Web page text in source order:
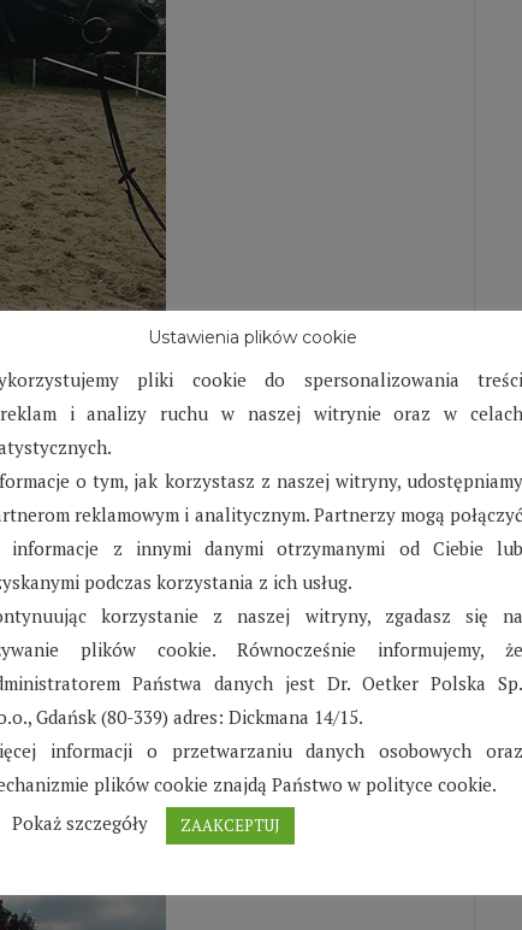
Siedlcach – Sierpień-
przygotowań do zbliżającego się roku
związanych z pandemią, które często
Ustawienia plików cookie
pliki cookie do spersonalizowania treści
i analizy ruchu w naszej witrynie oraz w celach
o tym, jak korzystasz z naszej witryny,
reklamowym i analitycznym. Partnerzy mogą połączyć
informacje z innymi danymi otrzymanymi od Ciebie lub
podczas korzystania z ich usług.
korzystanie z naszej witryny, zgadasz się na
plików cookie. Równocześnie informujemy, że
Państwa danych jest Dr. Oetker Polska Sp.
Gdańsk (80-339) adres: Dickmana 14/15.
informacji o przetwarzaniu danych osobowych oraz
plików cookie znajdą Państwo w polityce cookie.
Pokaż szczegóły
ZAAKCEPTUJ